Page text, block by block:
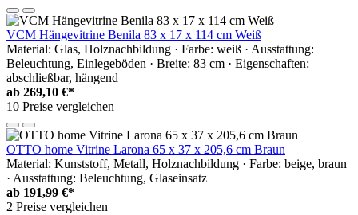
VCM Hängevitrine Benila 83 x 17 x 114 cm Weiß
Material: Glas, Holznachbildung · Farbe: weiß · Ausstattung:
Beleuchtung, Einlegeböden · Breite: 83 cm · Eigenschaften:
abschließbar, hängend
ab 269,10 €*
10 Preise vergleichen
OTTO home Vitrine Larona 65 x 37 x 205,6 cm Braun
Material: Kunststoff, Metall, Holznachbildung · Farbe: beige, braun
· Ausstattung: Beleuchtung, Glaseinsatz
ab 191,99 €*
2 Preise vergleichen